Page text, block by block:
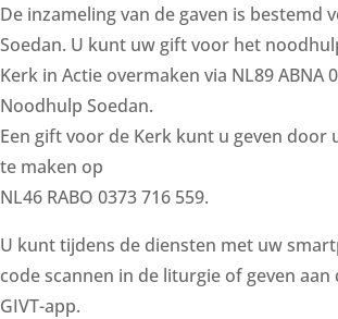
De inzameling van de gaven is bestemd
Soedan. U kunt uw gift voor het
Kerk in Actie overmaken via NL89 ABNA
Noodhulp Soedan.
Een gift voor de Kerk kunt u geven door
te maken op
NL46 RABO 0373 716 559.
​U kunt tijdens de diensten met uw
code scannen in de liturgie of geven aan
GIVT-app.